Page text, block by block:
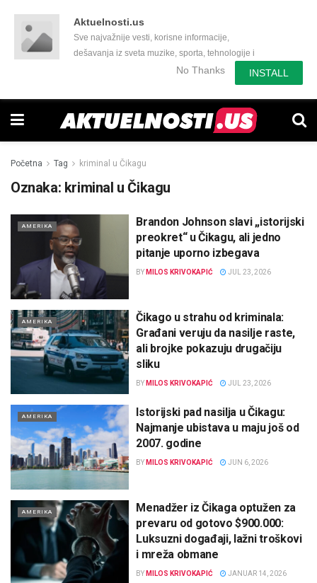
Aktuelnosti.us
Sve najvažnije vesti, korisne informacije,
dešavanja iz sveta muzike, sporta, tehnologije i
još mnogo toga zanimljivog.No Thanks INSTALL
Početna Tag kriminal u Čikagu
Oznaka: kriminal u Čikagu
AMERIKA
Brandon Johnson slavi „istorijski
preokret“ u Čikagu, ali jedno
pitanje uporno izbegava
BY MILOS KRIVOKAPIĆ JUL 23, 2026
AMERIKA
Čikago u strahu od kriminala:
Građani veruju da nasilje raste,
ali brojke pokazuju drugačiju
sliku
BY MILOS KRIVOKAPIĆ JUL 23, 2026
AMERIKA
Istorijski pad nasilja u Čikagu:
Najmanje ubistava u maju još od
2007. godine
BY MILOS KRIVOKAPIĆ JUN 6, 2026
AMERIKA
Menadžer iz Čikaga optužen za
prevaru od gotovo $900.000:
Luksuzni događaji, lažni troškovi
i mreža obmane
BY MILOS KRIVOKAPIĆ JANUAR 14, 2026